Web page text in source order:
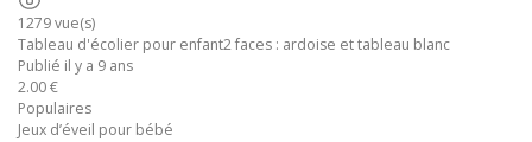
1279 vue(s)
Tableau d'écolier pour enfant2 faces : ardoise et tableau blanc
Publié il y a 9 ans
2.00 €
Populaires
Jeux d’éveil pour bébé